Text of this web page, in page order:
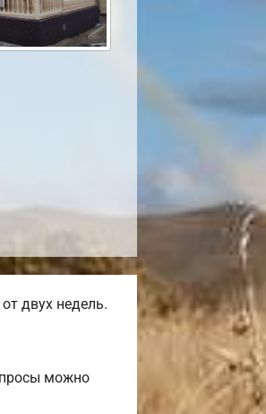
двух недель.
можно